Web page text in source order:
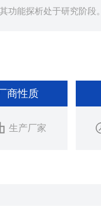
功能探析处于研究阶段。
商性质
生产厂家